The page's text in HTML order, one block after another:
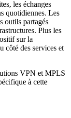
les échanges
quotidiennes. Les
outils partagés
Plus les
sur la
côté des services et
VPN et MPLS
à cette